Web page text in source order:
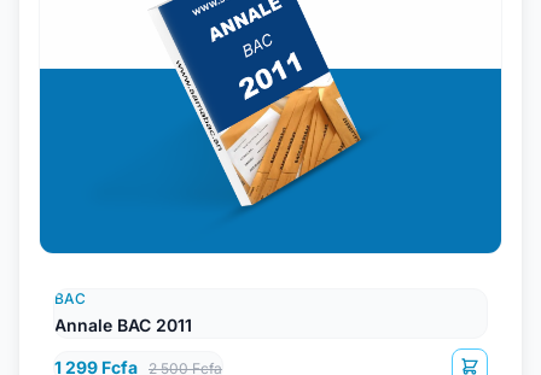
BAC
Annale BAC 2011
1 299 Fcfa 2 500 Fcfa